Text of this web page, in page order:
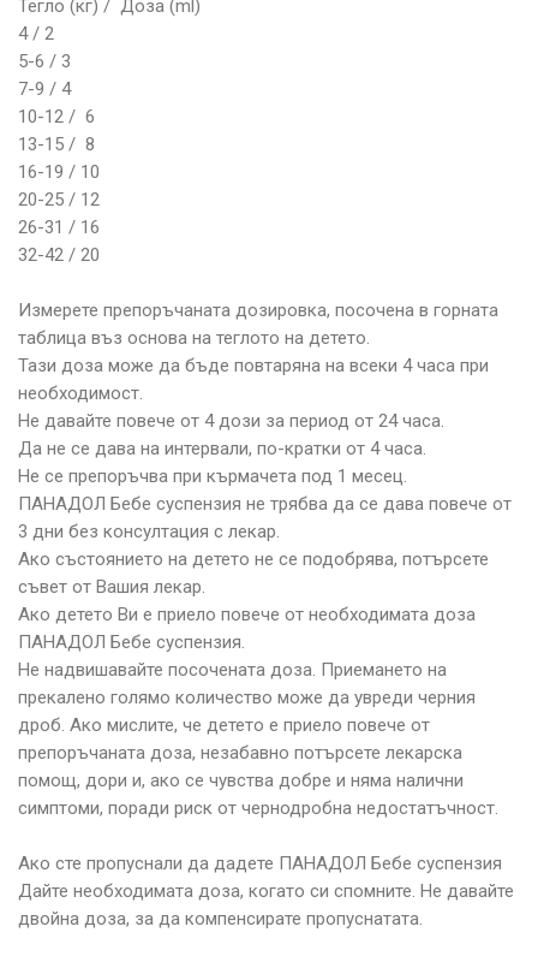
Тегло (кг) / Доза (ml)
4 / 2
5-6 / 3
7-9 / 4
10-12 / 6
13-15 / 8
16-19 / 10
20-25 / 12
26-31 / 16
32-42 / 20
Измерете препоръчаната дозировка, посочена в горната
таблица въз основа на теглото на детето.
Тази доза може да бъде повтаряна на всеки 4 часа при
необходимост.
Не давайте повече от 4 дози за период от 24 часа.
Да не се дава на интервали, по-кратки от 4 часа.
Не се препоръчва при кърмачета под 1 месец.
ПАНАДОЛ Бебе суспензия не трябва да се дава повече от
3 дни без консултация с лекар.
Ако състоянието на детето не се подобрява, потърсете
съвет от Вашия лекар.
Ако детето Ви е приело повече от необходимата доза
ПАНАДОЛ Бебе суспензия.
Не надвишавайте посочената доза. Приемането на
прекалено голямо количество може да увреди черния
дроб. Ако мислите, че детето е приело повече от
препоръчаната доза, незабавно потърсете лекарска
помощ, дори и, ако се чувства добре и няма налични
симптоми, поради риск от чернодробна недостатъчност.
Ако сте пропуснали да дадете ПАНАДОЛ Бебе суспензия
Дайте необходимата доза, когато си спомните. Не давайте
двойна доза, за да компенсирате пропуснатата.